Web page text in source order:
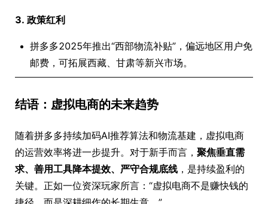
3. 政策红利
拼多多2025年推出“西部物流补贴”，偏远地区用户免
邮费，可拓展西藏、甘肃等新兴市场。
结语：虚拟电商的未来趋势
随着拼多多持续加码AI推荐算法和物流基建，虚拟电商
的运营效率将进一步提升。对于新手而言， 聚焦垂直需
求、善用工具降本提效、严守合规底线 ，是持续盈利的
关键。正如一位资深玩家所言：“虚拟电商不是赚快钱的